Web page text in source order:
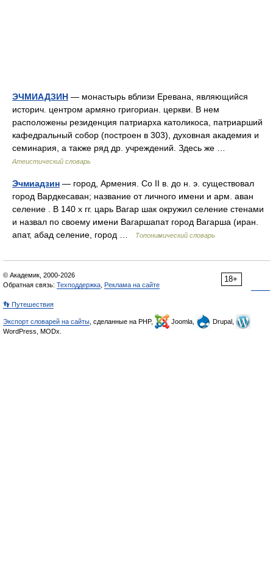
ЭЧМИАДЗИН — монастырь вблизи Еревана, являющийся
историч. центром армяно григориан. церкви. В нем
расположены резиденция патриарха католикоса, патриарший
кафедральный собор (построен в 303), духовная академия и
семинария, а также ряд др. учреждений. Здесь же …
Атеистический словарь
Эчмиадзин — город, Армения. Со II в. до н. э. существовал
город Вардкесаван; название от личного имени и арм. аван
селение . В 140 х гг. царь Вагар шак окружил селение стенами
и назвал по своему имени Вагаршапат город Вагарша (иран.
апат, абад селение, город …
Топонимический словарь
18+
© Академик, 2000-2026
Обратная связь: Техподдержка Реклама на сайте
👣 Путешествия
Экспорт словарей на сайты , сделанные на PHP, Joomla,
Drupal,
WordPress, MODx.